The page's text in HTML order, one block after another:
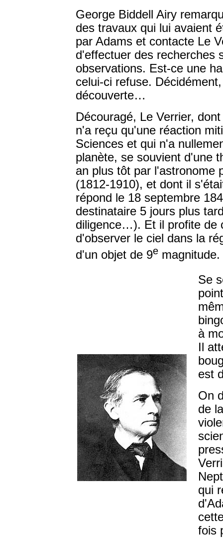
George Biddell Airy
des travaux qui lui avaient
par Adams et contacte Le
d'effectuer des recherches
observations. Est-ce une
celui-ci refuse.
découverte…
Découragé, Le Verrier,
n'a reçu qu'une réaction
Sciences et qui n'a
planète, se souvient d'une
an plus tôt par l'astronome
(1812-1910), et dont il
répond le 18 septembre
destinataire 5 jours plus
diligence…). Et il profite de
d'observer le ciel dans la
d'un objet de 9e magnitude.
Se
à
Il
est
On
de
qui
fois